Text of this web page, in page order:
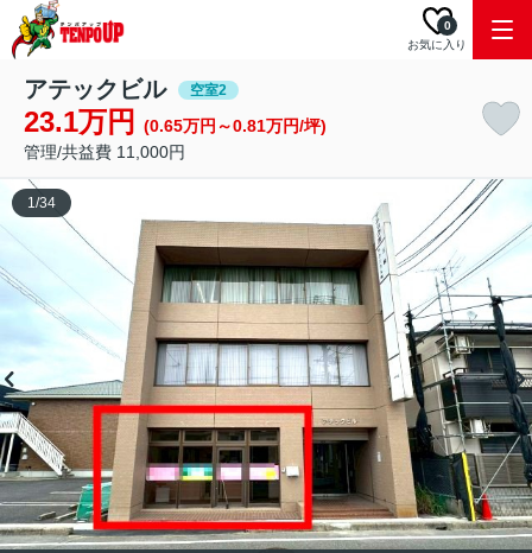
お気に入り
0
アテックビル 空室2
23.1万円
(0.65万円～0.81万円/坪)
管理/共益費 11,000円
1/34